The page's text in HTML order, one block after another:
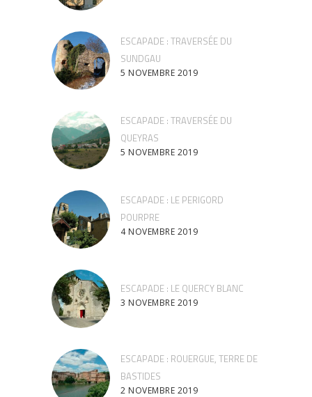
ESCAPADE : TRAVERSÉE DU
SUNDGAU
5 NOVEMBRE 2019
ESCAPADE : TRAVERSÉE DU
QUEYRAS
5 NOVEMBRE 2019
ESCAPADE : LE PERIGORD
POURPRE
4 NOVEMBRE 2019
ESCAPADE : LE QUERCY BLANC
3 NOVEMBRE 2019
ESCAPADE : ROUERGUE, TERRE DE
BASTIDES
2 NOVEMBRE 2019